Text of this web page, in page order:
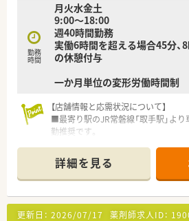
勤務
時間
月火水金土
9:00～18:00
週40時間勤務
実働6時間を超える場合45分、
の休憩付与
一か月単位の変形労働時間制
【店舗情報と応需状況について】
■最寄り駅のJR常磐線「取手駅」よ
勤推奨です。
の処方箋を中心に受け付けています。
■薬剤師は3名体制、常連の患者様が
も良好です
【法人特徴について】
■東証プライム上場企業のグループ会
詳細を見る
更新日： 2026/07/17 薬剤師求人ID：